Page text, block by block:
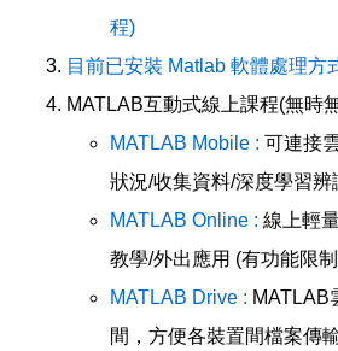
程)
目前已安裝 Matlab 軟體處理方
MATLAB互動式線上課程(無時
MATLAB Mobile : 可連接
狀況/收集資料/深度學習辨
MATLAB Online : 線上輕
教學/外出應用 (有功能限
MATLAB Drive : MATLAB
間，方便各裝置間檔案傳